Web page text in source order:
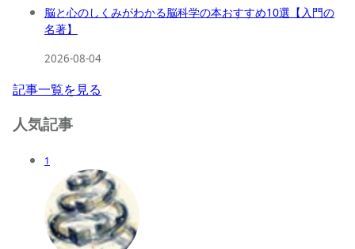
脳と心のしくみがわかる脳科学の本おすすめ10選【入門の
名著】
2026-08-04
記事一覧を見る
人気記事
1